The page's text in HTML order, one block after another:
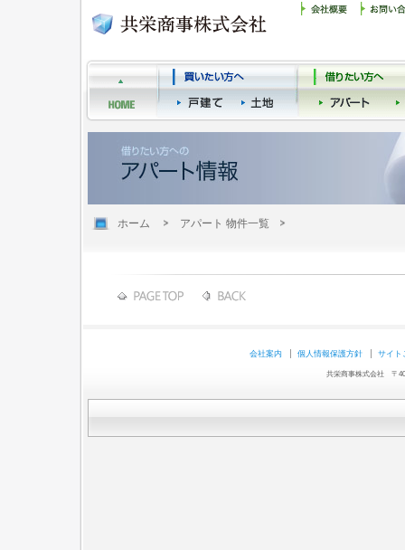
ホーム アパート 物件一覧
会社案内 個人情報保護方針 サイト
共栄商事株式会社 〒